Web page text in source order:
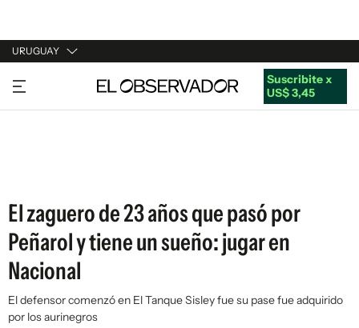
URUGUAY
URUGUAY
ARGENTINA
Suscribite x
US$ 3,45
El zaguero de 23 años que pasó por
Peñarol y tiene un sueño: jugar en
Nacional
El defensor comenzó en El Tanque Sisley fue su pase fue adquirido
por los aurinegros